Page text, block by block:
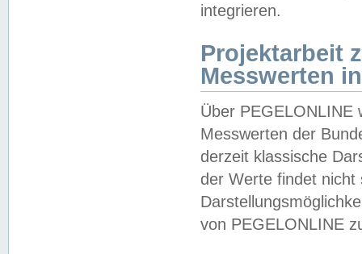
integrieren.
Projektarbeit
Messwerten
Über PEGELONLINE
Messwerten der
derzeit klassische
der Werte findet
von PEGELONLINE